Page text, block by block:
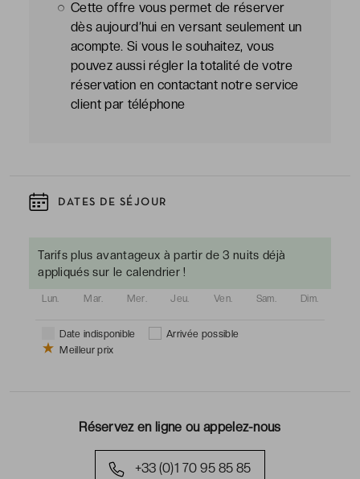
Cette offre vous permet de réserver
dès aujourd’hui en versant seulement un
acompte. Si vous le souhaitez, vous
pouvez aussi régler la totalité de votre
réservation en contactant notre service
client par téléphone
DATES DE SÉJOUR
Tarifs plus avantageux à partir de 3 nuits déjà
appliqués sur le calendrier !
Lun. Mar. Mer. Jeu. Ven. Sam. Dim.
Date indisponible
Arrivée possible
Meilleur prix
Réservez en ligne ou appelez-nous
+33 (0)1 70 95 85 85